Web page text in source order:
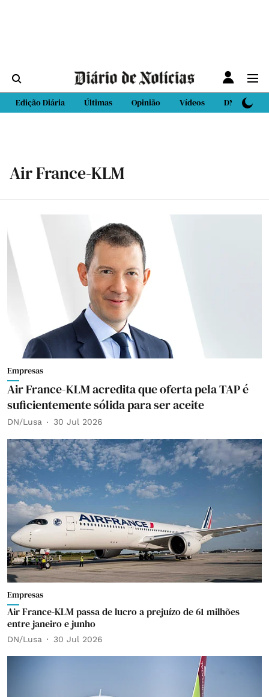
Edição Diária Últimas Opinião Vídeos DN Sport
Air France-KLM
Empresas
Air France-KLM acredita que oferta pela TAP é
suficientemente sólida para ser aceite
DN/Lusa 30 Jul 2026
Empresas
Air France-KLM passa de lucro a prejuízo de 61 milhões
entre janeiro e junho
DN/Lusa 30 Jul 2026